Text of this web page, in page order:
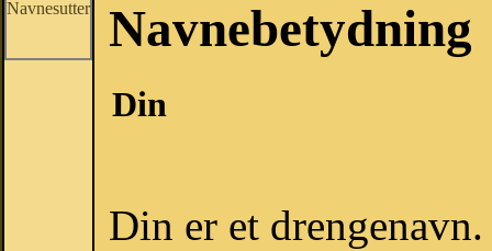
Navnesutter Navnebetydning
Din
Din er et drengenavn.